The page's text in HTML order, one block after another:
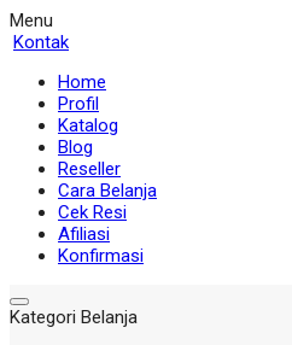
Menu
Kontak
Home
Profil
Katalog
Blog
Reseller
Cara Belanja
Cek Resi
Afiliasi
Konfirmasi
Kategori Belanja